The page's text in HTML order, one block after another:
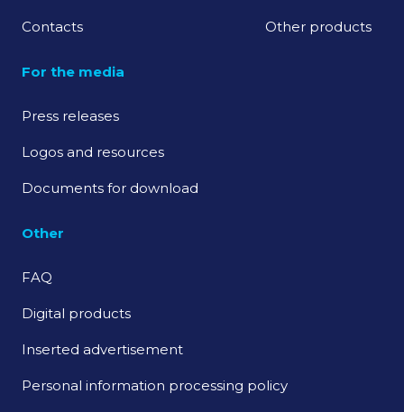
Contacts Other products
For the media
Press releases
Logos and resources
Documents for download
Other
FAQ
Digital products
Inserted advertisement
Personal information processing policy